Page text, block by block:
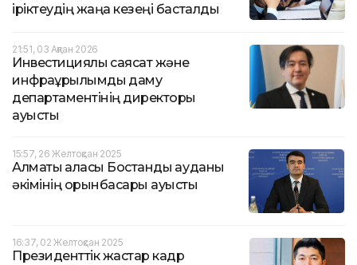
іріктеудің жаңа кезеңі басталды
21:51, 03 Ақпан 2026
Инвестициялық саясат және
инфрақұрылымдық даму
департаментінің директоры
ауысты
15:57, 26 Желтоқсан 2025
Алматы қаласы Бостандық ауданы
әкімінің орынбасары ауысты
16:37, 02 Желтоқсан 2025
Президенттік жастар кадр